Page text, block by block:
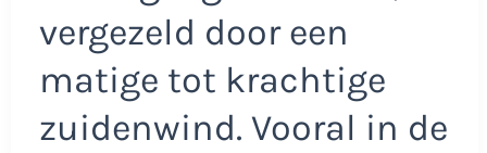
vergezeld door een
matige tot krachtige
zuidenwind. Vooral in de